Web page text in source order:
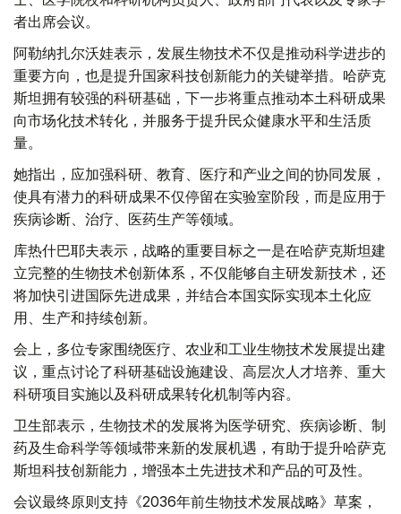
者出席会议。
阿勒纳扎尔沃娃表示，发展生物技术不仅是推动科学进步的
重要方向，也是提升国家科技创新能力的关键举措。哈萨克
斯坦拥有较强的科研基础，下一步将重点推动本土科研成果
向市场化技术转化，并服务于提升民众健康水平和生活质
量。
她指出，应加强科研、教育、医疗和产业之间的协同发展，
使具有潜力的科研成果不仅停留在实验室阶段，而是应用于
疾病诊断、治疗、医药生产等领域。
库热什巴耶夫表示，战略的重要目标之一是在哈萨克斯坦建
立完整的生物技术创新体系，不仅能够自主研发新技术，还
将加快引进国际先进成果，并结合本国实际实现本土化应
用、生产和持续创新。
会上，多位专家围绕医疗、农业和工业生物技术发展提出建
议，重点讨论了科研基础设施建设、高层次人才培养、重大
科研项目实施以及科研成果转化机制等内容。
卫生部表示，生物技术的发展将为医学研究、疾病诊断、制
药及生命科学等领域带来新的发展机遇，有助于提升哈萨克
斯坦科技创新能力，增强本土先进技术和产品的可及性。
会议最终原则支持《2036年前生物技术发展战略》草案，